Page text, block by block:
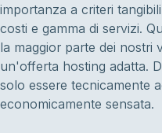
importanza a criteri
costi e gamma di servizi.
la maggior parte dei nostri
un'offerta hosting adatta.
solo essere tecnicamente
economicamente sensata.